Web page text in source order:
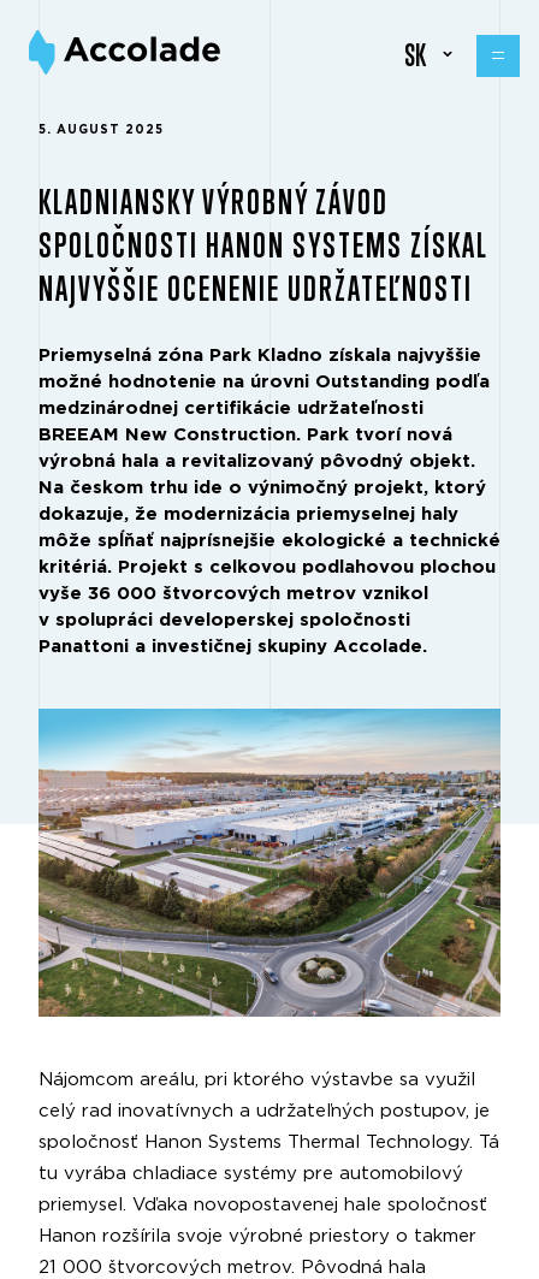
SK
5. AUGUST 2025
KLADNIANSKY VÝROBNÝ ZÁVOD
SPOLOČNOSTI HANON SYSTEMS ZÍSKAL
NAJVYŠŠIE OCENENIE UDRŽATEĽNOSTI
Priemyselná zóna Park Kladno získala najvyššie
možné hodnotenie na úrovni Outstanding podľa
medzinárodnej certifikácie udržateľnosti
BREEAM New Construction. Park tvorí nová
výrobná hala a revitalizovaný pôvodný objekt.
Na českom trhu ide o výnimočný projekt, ktorý
dokazuje, že modernizácia priemyselnej haly
môže spĺňať najprísnejšie ekologické a technické
kritériá. Projekt s celkovou podlahovou plochou
vyše 36 000 štvorcových metrov vznikol
v spolupráci developerskej spoločnosti
Panattoni a investičnej skupiny Accolade.
Nájomcom areálu, pri ktorého výstavbe sa využil
celý rad inovatívnych a udržateľných postupov, je
spoločnosť Hanon Systems Thermal Technology. Tá
tu vyrába chladiace systémy pre automobilový
priemysel. Vďaka novopostavenej hale spoločnosť
Hanon rozšírila svoje výrobné priestory o takmer
21 000 štvorcových metrov. Pôvodná hala